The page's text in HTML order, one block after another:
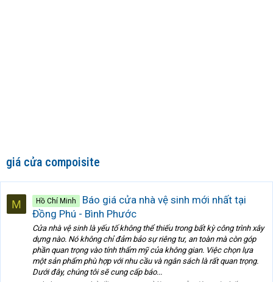
giá cửa compoisite
M Hồ Chí Minh
Báo giá cửa nhà vệ sinh mới nhất tại
Đồng Phú - Bình Phước
Cửa nhà vệ sinh là yếu tố không thể thiếu trong bất kỳ công trình xây
dựng nào. Nó không chỉ đảm bảo sự riêng tư, an toàn mà còn góp
phần quan trọng vào tính thẩm mỹ của không gian. Việc chọn lựa
một sản phẩm phù hợp với nhu cầu và ngân sách là rất quan trọng.
Dưới đây, chúng tôi sẽ cung cấp báo...